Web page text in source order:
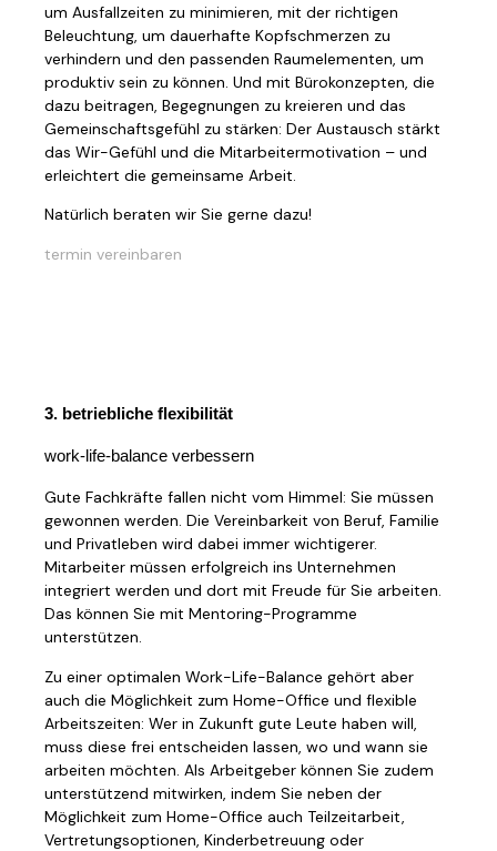
um Ausfallzeiten zu minimieren, mit der richtigen
Beleuchtung, um dauerhafte Kopfschmerzen zu
verhindern und den passenden Raumelementen, um
produktiv sein zu können. Und mit Bürokonzepten, die
dazu beitragen, Begegnungen zu kreieren und das
Gemeinschaftsgefühl zu stärken: Der Austausch stärkt
das Wir-Gefühl und die Mitarbeitermotivation – und
erleichtert die gemeinsame Arbeit.
Natürlich beraten wir Sie gerne dazu!
termin vereinbaren
3. betriebliche flexibilität
work-life-balance verbessern
Gute Fachkräfte fallen nicht vom Himmel: Sie müssen
gewonnen werden. Die Vereinbarkeit von Beruf, Familie
und Privatleben wird dabei immer wichtigerer.
Mitarbeiter müssen erfolgreich ins Unternehmen
integriert werden und dort mit Freude für Sie arbeiten.
Das können Sie mit Mentoring-Programme
unterstützen.
Zu einer optimalen Work-Life-Balance gehört aber
auch die Möglichkeit zum Home-Office und flexible
Arbeitszeiten: Wer in Zukunft gute Leute haben will,
muss diese frei entscheiden lassen, wo und wann sie
arbeiten möchten. Als Arbeitgeber können Sie zudem
unterstützend mitwirken, indem Sie neben der
Möglichkeit zum Home-Office auch Teilzeitarbeit,
Vertretungsoptionen, Kinderbetreuung oder